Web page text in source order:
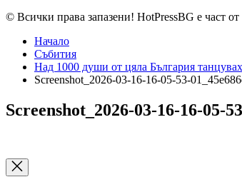
© Всички права запазени! HotPressBG е част
Начало
Събития
Над 1000 души от цяла България
Screenshot_2026-03-16-16-05-53-
Screenshot_2026-03-16-16-05-